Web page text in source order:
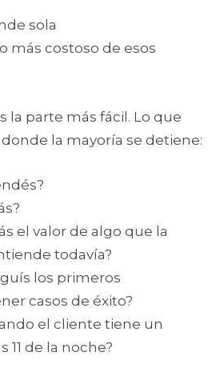
sola
más costoso de esos
la parte más fácil. Lo que
la mayoría se detiene:
el valor de algo que la
todavía?
los primeros
casos de éxito?
el cliente tiene un
11 de la noche?